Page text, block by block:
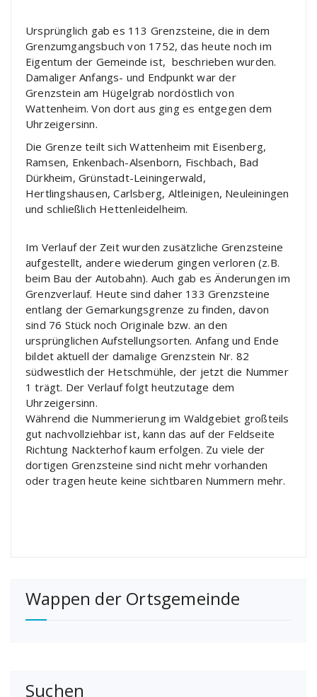
Ursprünglich gab es 113 Grenzsteine, die in dem
Grenzumgangsbuch von 1752, das heute noch im
Eigentum der Gemeinde ist, beschrieben wurden.
Damaliger Anfangs- und Endpunkt war der
Grenzstein am Hügelgrab nordöstlich von
Wattenheim. Von dort aus ging es entgegen dem
Uhrzeigersinn.
Die Grenze teilt sich Wattenheim mit Eisenberg,
Ramsen, Enkenbach-Alsenborn, Fischbach, Bad
Dürkheim, Grünstadt-Leiningerwald,
Hertlingshausen, Carlsberg, Altleinigen, Neuleiningen
und schließlich Hettenleidelheim.
Im Verlauf der Zeit wurden zusätzliche Grenzsteine
aufgestellt, andere wiederum gingen verloren (z.B.
beim Bau der Autobahn). Auch gab es Änderungen im
Grenzverlauf. Heute sind daher 133 Grenzsteine
entlang der Gemarkungsgrenze zu finden, davon
sind 76 Stück noch Originale bzw. an den
ursprünglichen Aufstellungsorten. Anfang und Ende
bildet aktuell der damalige Grenzstein Nr. 82
südwestlich der Hetschmühle, der jetzt die Nummer
1 trägt. Der Verlauf folgt heutzutage dem
Uhrzeigersinn.
Während die Nummerierung im Waldgebiet großteils
gut nachvollziehbar ist, kann das auf der Feldseite
Richtung Nackterhof kaum erfolgen. Zu viele der
dortigen Grenzsteine sind nicht mehr vorhanden
oder tragen heute keine sichtbaren Nummern mehr.
Wappen der Ortsgemeinde
Suchen